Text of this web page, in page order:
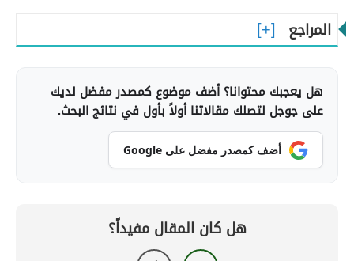
المراجع
هل يعجبك محتوانا؟ أضف موضوع كمصدر مفضل لديك
على جوجل لتصلك مقالاتنا أولاً بأول في نتائج البحث.
أضف كمصدر مفضل على Google
هل كان المقال مفيداً؟